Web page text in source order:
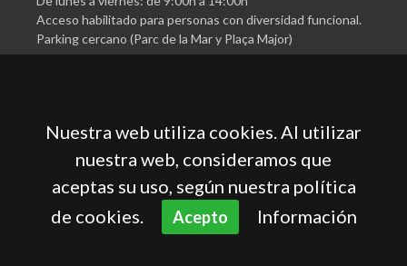
Acceso habilitado para personas con diversidad funcional.
Parking cercano (Parc de la Mar y Plaça Major)
Cámara Oficial de Comercio, Industria, Servicios y
Navegación de Mallorca
Política de privacidad
Nuestra web utiliza cookies. Al utilizar
nuestra web, consideramos que
aceptas su uso, según nuestra política
de cookies.
Acepto Información